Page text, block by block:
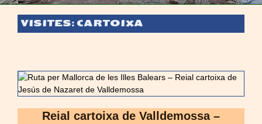
VISITES: CARTOIXA
Reial cartoixa de Valldemossa –